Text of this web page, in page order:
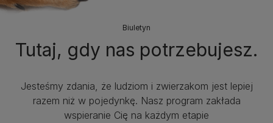
Biuletyn
Tutaj, gdy nas potrzebujesz.
Jesteśmy zdania, że ludziom i zwierzakom jest lepiej
razem niż w pojedynkę. Nasz program zakłada
wspieranie Cię na każdym etapie